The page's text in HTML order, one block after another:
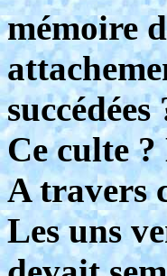
mémoire
Ce culte
A travers
Les uns